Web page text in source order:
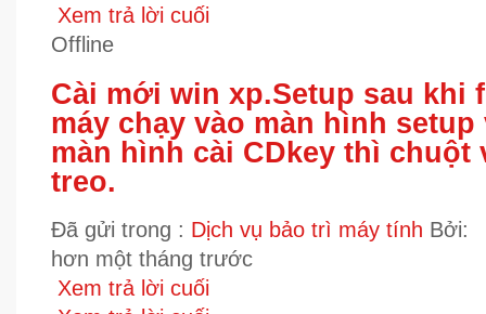
Xem trả lời cuối
Offline
Cài mới win xp.Setup sau khi
máy chạy vào màn hình
màn hình cài CDkey thì chuột
treo.
Đã gửi trong : Dịch vụ bảo trì máy tính Bởi:
hơn một tháng trước
Xem trả lời cuối